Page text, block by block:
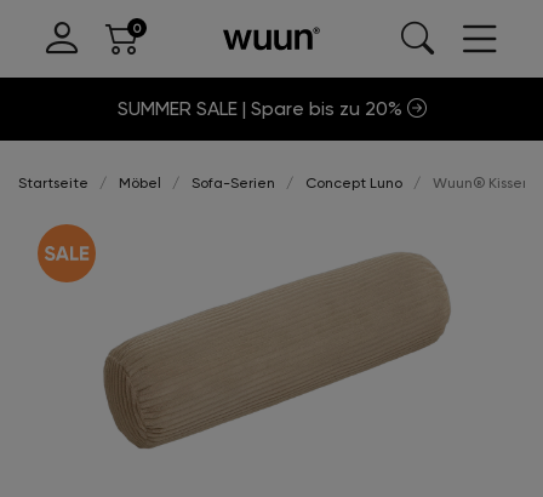
SUMMER SALE | Spare bis zu 20%
Startseite Möbel Sofa-Serien Concept Luno Wuun® Kissen